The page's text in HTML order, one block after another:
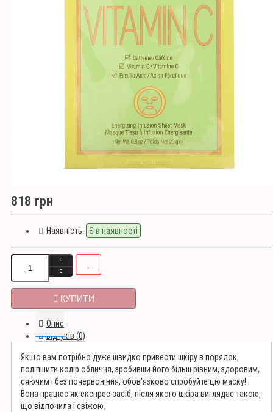
818 грн
Наявність: Є в наявності
КУПИТИ
Опис
Відгуків (0)
Якщо вам потрібно дуже швидко привести шкіру в порядок,
поліпшити колір обличчя, зробивши його більш рівним, здоровим,
сяючим і без почервоніння, обов'язково спробуйте цю маску!
Вона працює як експрес-засіб, після якого шкіра виглядає такою,
що відпочила і свіжою.